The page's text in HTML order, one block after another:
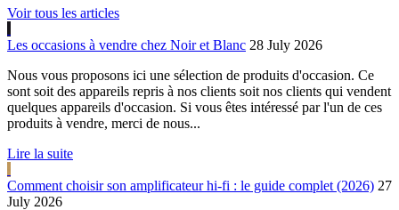
Voir tous les articles
Les occasions à vendre chez Noir et Blanc 28 July 2026
Nous vous proposons ici une sélection de produits d'occasion. Ce
sont soit des appareils repris à nos clients soit nos clients qui vendent
quelques appareils d'occasion. Si vous êtes intéressé par l'un de ces
produits à vendre, merci de nous...
Lire la suite
Comment choisir son amplificateur hi-fi : le guide complet (2026) 27
July 2026